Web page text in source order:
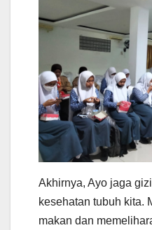
Akhirnya, Ayo jaga
kesehatan tubuh kita.
makan dan